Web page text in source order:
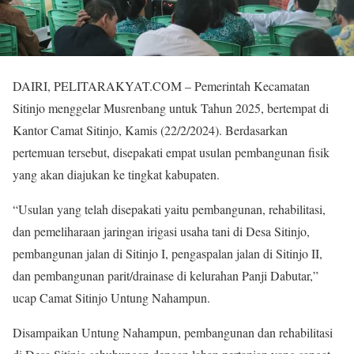
DAIRI, PELITARAKYAT.COM – Pemerintah Kecamatan
Sitinjo menggelar Musrenbang untuk Tahun 2025, bertempat di
Kantor Camat Sitinjo, Kamis (22/2/2024). Berdasarkan
pertemuan tersebut, disepakati empat usulan pembangunan fisik
yang akan diajukan ke tingkat kabupaten.
“Usulan yang telah disepakati yaitu pembangunan, rehabilitasi,
dan pemeliharaan jaringan irigasi usaha tani di Desa Sitinjo,
pembangunan jalan di Sitinjo I, pengaspalan jalan di Sitinjo II,
dan pembangunan parit/drainase di kelurahan Panji Dabutar,”
ucap Camat Sitinjo Untung Nahampun.
Disampaikan Untung Nahampun, pembangunan dan rehabilitasi